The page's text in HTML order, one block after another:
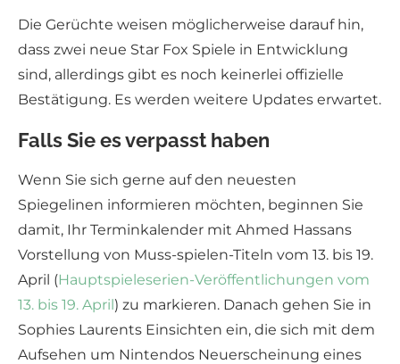
Die Gerüchte weisen möglicherweise darauf hin,
dass zwei neue Star Fox Spiele in Entwicklung
sind, allerdings gibt es noch keinerlei offizielle
Bestätigung. Es werden weitere Updates erwartet.
Falls Sie es verpasst haben
Wenn Sie sich gerne auf den neuesten
Spiegelinen informieren möchten, beginnen Sie
damit, Ihr Terminkalender mit Ahmed Hassans
Vorstellung von Muss-spielen-Titeln vom 13. bis 19.
April (Hauptspieleserien-Veröffentlichungen vom
13. bis 19. April ) zu markieren. Danach gehen Sie in
Sophies Laurents Einsichten ein, die sich mit dem
Aufsehen um Nintendos Neuerscheinung eines